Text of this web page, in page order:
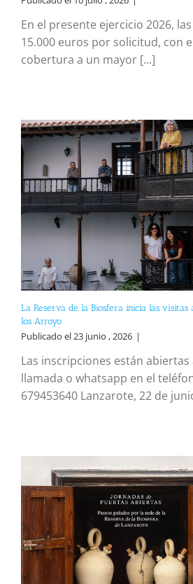
En el presente ejercicio 2026,
15.000 euros por solicitud, con
cobertura a un mayor [...]
La Reserva de la Biosfera inicia las visitas
los Arroyo
Publicado el 23 junio , 2026 |
Las inscripciones están abiertas
llamada o whatsapp en el
679453640 Lanzarote, 22 de